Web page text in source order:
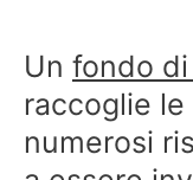
Un fondo
raccoglie
numerosi